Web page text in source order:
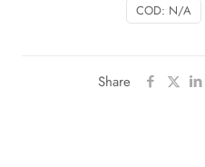
COD: N/A
Share